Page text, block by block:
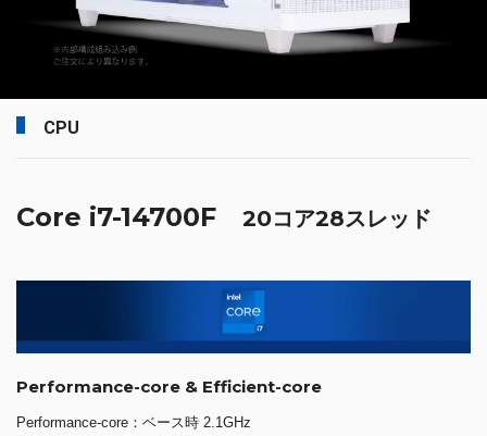
CPU
Core i7-14700F 20コア28スレッド
Performance-core & Efficient-core
Performance-core：ベース時 2.1GHz